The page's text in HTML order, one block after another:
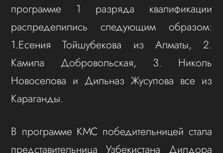
программе 1 разряда квалификации
распределились следующим образом:
1.Есения Тойшубекова из Алматы, 2.
Камила Добровольская, 3. Николь
Новоселова и Дильназ Жусупова все из
Караганды.
В программе КМС победительницей стала
представительница Узбекистана Дилдора